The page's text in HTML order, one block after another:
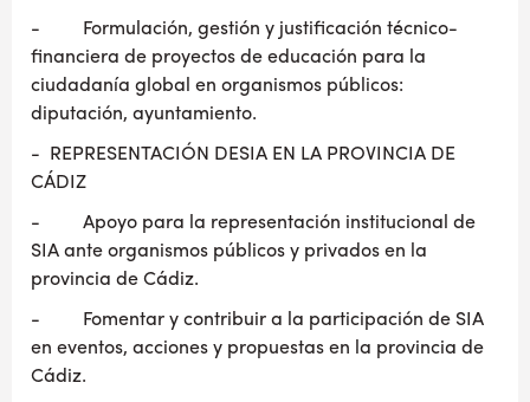
- Formulación, gestión y justificación técnico-
financiera de proyectos de educación para la
ciudadanía global en organismos públicos:
diputación, ayuntamiento.
- REPRESENTACIÓN DESIA EN LA PROVINCIA DE
CÁDIZ
- Apoyo para la representación institucional de
SIA ante organismos públicos y privados en la
provincia de Cádiz.
- Fomentar y contribuir a la participación de SIA
en eventos, acciones y propuestas en la provincia de
Cádiz.